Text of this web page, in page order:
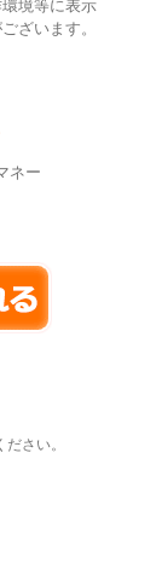
境等に表示
ざいます。
ネー
さい。